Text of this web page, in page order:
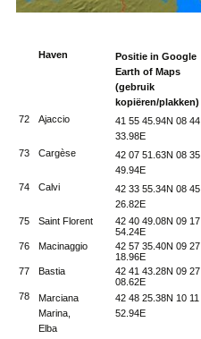
Haven Positie in Google
Earth of Maps
(gebruik
kopiëren/plakken)
72 Ajaccio
41 55 45.94N 08 44
33.98E
73 Cargèse
42 07 51.63N 08 35
49.94E
74 Calvi
42 33 55.34N 08 45
26.82E
75 Saint Florent
42 40 49.08N 09 17
54.24E
76 Macinaggio
42 57 35.40N 09 27
18.96E
77 Bastia
42 41 43.28N 09 27
08.62E
78
Marciana
Marina,
Elba
42 48 25.38N 10 11
52.94E